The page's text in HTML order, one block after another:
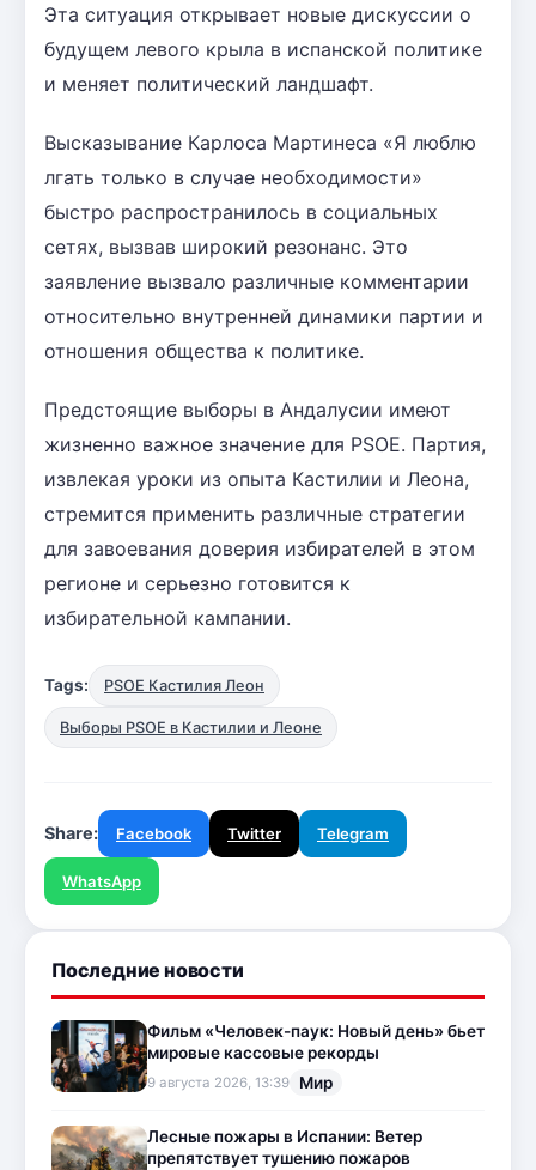
Эта ситуация открывает новые дискуссии о
будущем левого крыла в испанской политике
и меняет политический ландшафт.
Высказывание Карлоса Мартинеса «Я люблю
лгать только в случае необходимости»
быстро распространилось в социальных
сетях, вызвав широкий резонанс. Это
заявление вызвало различные комментарии
относительно внутренней динамики партии и
отношения общества к политике.
Предстоящие выборы в Андалусии имеют
жизненно важное значение для PSOE. Партия,
извлекая уроки из опыта Кастилии и Леона,
стремится применить различные стратегии
для завоевания доверия избирателей в этом
регионе и серьезно готовится к
избирательной кампании.
Tags: PSOE Кастилия Леон
Выборы PSOE в Кастилии и Леоне
Share: Facebook Twitter Telegram
WhatsApp
Последние новости
Фильм «Человек-паук: Новый день» бьет
мировые кассовые рекорды
9 августа 2026, 13:39 Мир
Лесные пожары в Испании: Ветер
препятствует тушению пожаров